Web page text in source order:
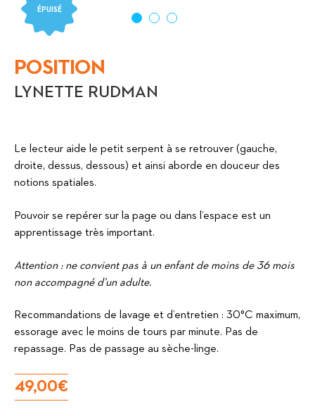
ÉPUISÉ
POSITION
LYNETTE RUDMAN
Le lecteur aide le petit serpent à se retrouver (gauche,
droite, dessus, dessous) et ainsi aborde en douceur des
notions spatiales.
Pouvoir se repérer sur la page ou dans l’espace est un
apprentissage très important.
Attention : ne convient pas à un enfant de moins de 36 mois
non accompagné d’un adulte.
Recommandations de lavage et d’entretien : 30°C maximum,
essorage avec le moins de tours par minute. Pas de
repassage. Pas de passage au sèche-linge.
49,00€